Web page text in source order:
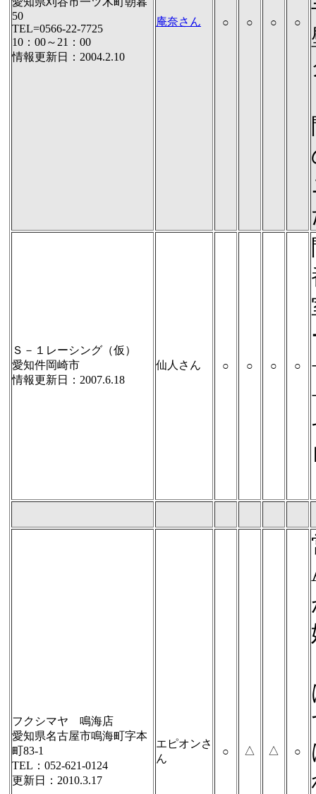
50
TEL=0566-22-7725
10：00～21：00
情報更新日：2004.2.10
庵奈さん ○ ○ ○ ○
Ｓ－１レーシング（仮）
愛知件岡崎市
情報更新日：2007.6.18
仙人さん ○ ○ ○ ○
フクシマヤ 鳴海店
愛知県名古屋市鳴海町字本
町83-1
TEL：052-621-0124
更新日：2010.3.17
エピオンさ
ん
○ △ △ ○